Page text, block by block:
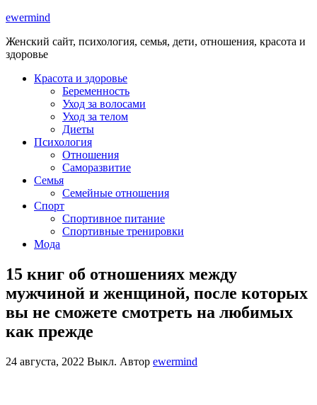
ewermind
Женский сайт, психология, семья, дети, отношения, красота и
здоровье
Красота и здоровье
Беременность
Уход за волосами
Уход за телом
Диеты
Психология
Отношения
Саморазвитие
Семья
Семейные отношения
Спорт
Спортивное питание
Спортивные тренировки
Мода
15 книг об отношениях между
мужчиной и женщиной, после которых
вы не сможете смотреть на любимых
как прежде
24 августа, 2022 Выкл. Автор ewermind